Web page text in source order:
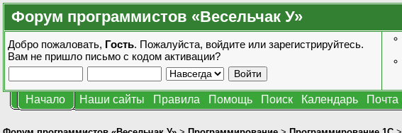
Форум программистов «Весельчак У»
Добро пожаловать, Гость. Пожалуйста, войдите или зарегистрируйтесь.
Вам не пришло письмо с кодом активации?
Начало Наши сайты Правила Помощь Поиск Календарь Почта